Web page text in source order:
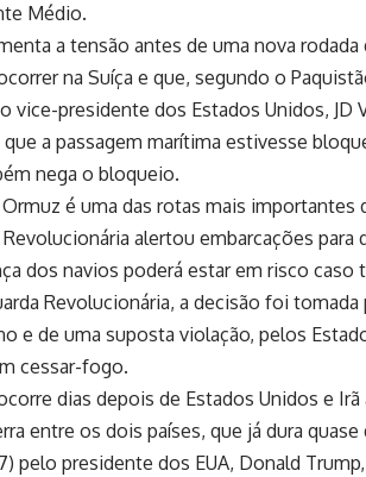
Médio.
a tensão antes de uma nova
na Suíça e que, segundo o
vice-presidente dos Estados Unidos, JD
a passagem marítima estivesse
nega o bloqueio.
é uma das rotas mais
Revolucionária alertou embarcações
dos navios poderá estar em risco caso
Revolucionária, a decisão foi
e de uma suposta violação, pelos
cessar-fogo.
dias depois de Estados Unidos e
entre os dois países, que já dura
pelo presidente dos EUA, Donald